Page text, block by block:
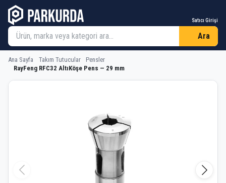
Satıcı Girişi
Ara
Ana Sayfa Takım Tutucular
Pensler
RayFeng RFC32 AltıKöşe Pens — 29 mm
RayFeng RFC32 AltıKöşe Pens — 29